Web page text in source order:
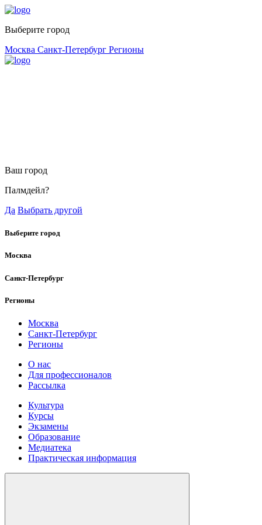
Выберите город
Москва Санкт-Петербург Регионы
Ваш город
Палмдейл?
Да Выбрать другой
Выберите город
Москва
Санкт-Петербург
Регионы
Москва
Санкт-Петербург
Регионы
О нас
Для профессионалов
Рассылка
Культура
Курсы
Экзамены
Образование
Медиатека
Практическая информация